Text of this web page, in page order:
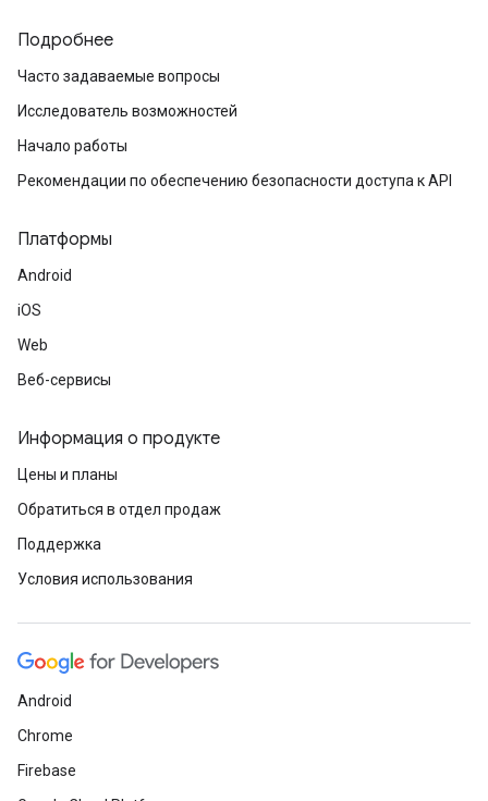
Подробнее
Часто задаваемые вопросы
Исследователь возможностей
Начало работы
Рекомендации по обеспечению безопасности доступа к API
Платформы
Android
iOS
Web
Веб-сервисы
Информация о продукте
Цены и планы
Обратиться в отдел продаж
Поддержка
Условия использования
Android
Chrome
Firebase